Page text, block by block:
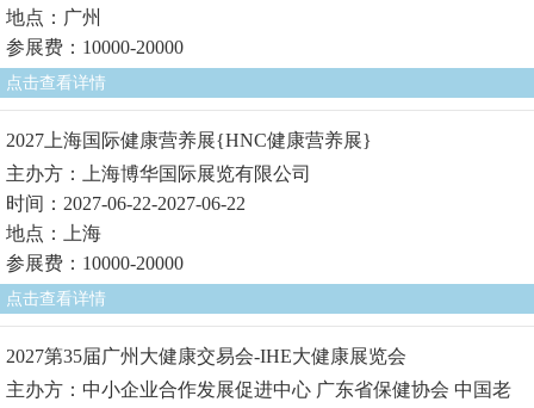
地点：广州
参展费：10000-20000
点击查看详情
2027上海国际健康营养展{HNC健康营养展}
主办方：上海博华国际展览有限公司
时间：2027-06-22-2027-06-22
地点：上海
参展费：10000-20000
点击查看详情
2027第35届广州大健康交易会-IHE大健康展览会
主办方：中小企业合作发展促进中心 广东省保健协会 中国老